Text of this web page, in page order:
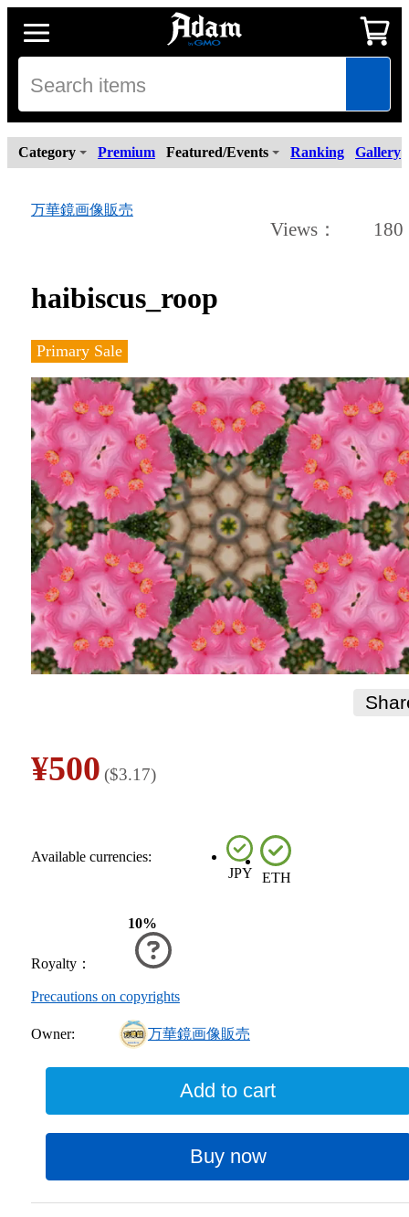
Category Premium Featured/Events Ranking Gallery
万華鏡画像販売
Views： 180
haibiscus_roop
Primary Sale
¥500 ($3.17)
Available currencies:
JPY
ETH
Royalty：
10%
Precautions on copyrights
Owner: 万華鏡画像販売
Add to cart
Buy now